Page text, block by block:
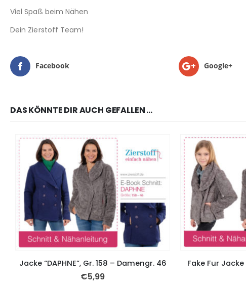
Viel Spaß beim Nähen
Dein Zierstoff Team!
Facebook Google+
DAS KÖNNTE DIR AUCH GEFALLEN …
Jacke “DAPHNE”, Gr. 158 – Damengr. 46
€5,99
Fake Fur Jacke